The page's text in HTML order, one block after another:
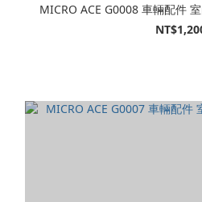
MICRO ACE G0008 車輛配件